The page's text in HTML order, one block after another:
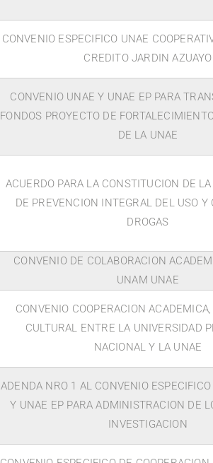
CONVENIO ESPECIFICO UNAE
CREDITO JARDIN AZUAYO
CONVENIO UNAE Y UNAE EP PARA
FONDOS PROYECTO DE
DE LA UNAE
ACUERDO PARA LA CONSTITUCION DE
DE PREVENCION INTEGRAL DEL USO Y
DROGAS
CONVENIO DE COLABORACION
UNAM UNAE
CONVENIO COOPERACION
CULTURAL ENTRE LA UNIVERSIDAD
NACIONAL Y LA UNAE
ADENDA NRO 1 AL CONVENIO
Y UNAE EP PARA ADMINISTRACION DE
INVESTIGACION